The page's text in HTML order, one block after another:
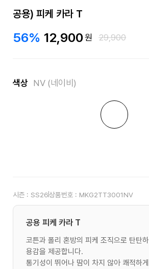
공용) 피케 카라 T
56% 12,900원 29,900
색상 NV (네이비)
시즌 : SS26상품번호 : MKG2TT3001NV
공용 피케 카라 T
코튼과 폴리 혼방의 피케 조직으로 탄탄
용감을 제공합니다.
통기성이 뛰어나 땀이 차지 않아 쾌적하